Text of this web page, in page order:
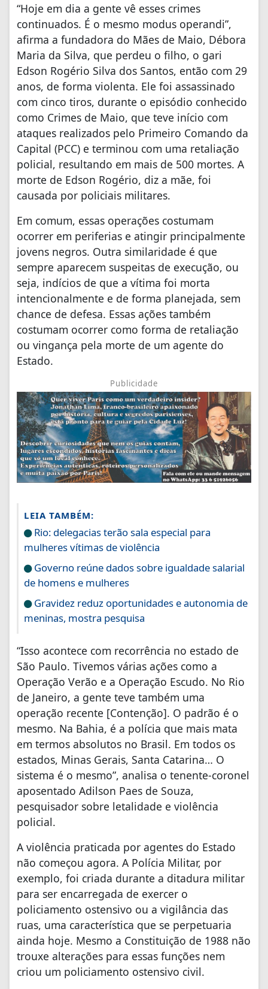
“Hoje em dia a gente vê esses crimes
continuados. É o mesmo modus operandi”,
afirma a fundadora do Mães de Maio, Débora
Maria da Silva, que perdeu o filho, o gari
Edson Rogério Silva dos Santos, então com 29
anos, de forma violenta. Ele foi assassinado
com cinco tiros, durante o episódio conhecido
como Crimes de Maio, que teve início com
ataques realizados pelo Primeiro Comando da
Capital (PCC) e terminou com uma retaliação
policial, resultando em mais de 500 mortes. A
morte de Edson Rogério, diz a mãe, foi
causada por policiais militares.
Em comum, essas operações costumam
ocorrer em periferias e atingir principalmente
jovens negros. Outra similaridade é que
sempre aparecem suspeitas de execução, ou
seja, indícios de que a vítima foi morta
intencionalmente e de forma planejada, sem
chance de defesa. Essas ações também
costumam ocorrer como forma de retaliação
ou vingança pela morte de um agente do
Estado.
Publicidade
LEIA TAMBÉM:
Rio: delegacias terão sala especial para
mulheres vítimas de violência
Governo reúne dados sobre igualdade salarial
de homens e mulheres
Gravidez reduz oportunidades e autonomia de
meninas, mostra pesquisa
“Isso acontece com recorrência no estado de
São Paulo. Tivemos várias ações como a
Operação Verão e a Operação Escudo. No Rio
de Janeiro, a gente teve também uma
operação recente [Contenção]. O padrão é o
mesmo. Na Bahia, é a polícia que mais mata
em termos absolutos no Brasil. Em todos os
estados, Minas Gerais, Santa Catarina… O
sistema é o mesmo”, analisa o tenente-coronel
aposentado Adilson Paes de Souza,
pesquisador sobre letalidade e violência
policial.
A violência praticada por agentes do Estado
não começou agora. A Polícia Militar, por
exemplo, foi criada durante a ditadura militar
para ser encarregada de exercer o
policiamento ostensivo ou a vigilância das
ruas, uma característica que se perpetuaria
ainda hoje. Mesmo a Constituição de 1988 não
trouxe alterações para essas funções nem
criou um policiamento ostensivo civil.